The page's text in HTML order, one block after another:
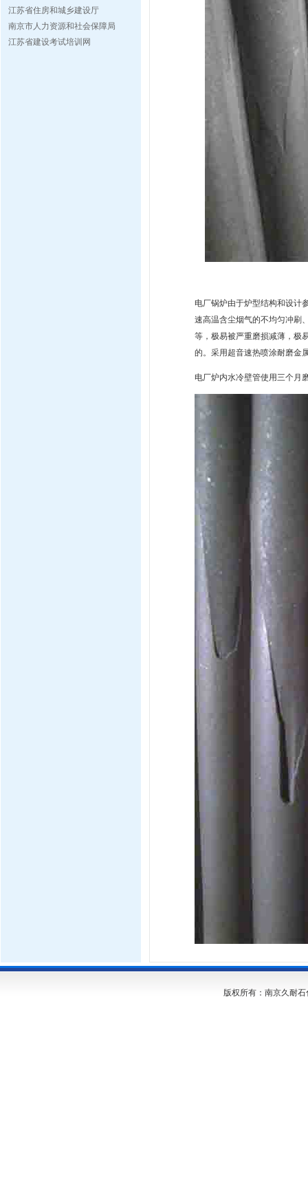
江苏省住房和城乡建设厅
南京市人力资源和社会保障局
江苏省建设考试培训网
电厂锅炉由于炉型结构和设计
速高温含尘烟气的不均匀冲刷
等，极易被严重磨损减薄，极
的。采用超音速热喷涂耐磨金
电厂炉内水冷壁管使用三个月
版权所有：南京久耐